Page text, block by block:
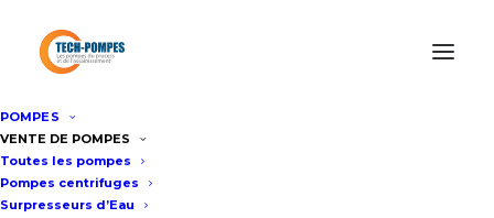
POMPES
VENTE DE POMPES
Toutes les pompes
Pompes centrifuges
Surpresseurs d’Eau
Accueil /Pompe doseuse
électromagnétique PROMINENT Delta